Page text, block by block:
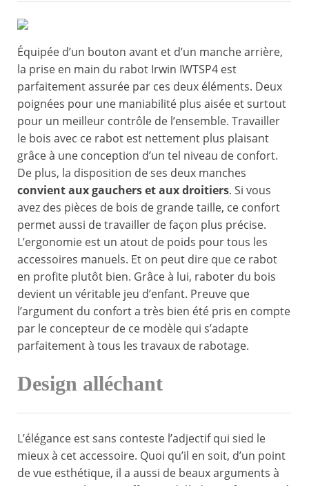
Équipée d’un bouton avant et d’un manche arrière,
la prise en main du rabot Irwin IWTSP4 est
parfaitement assurée par ces deux éléments. Deux
poignées pour une maniabilité plus aisée et surtout
pour un meilleur contrôle de l’ensemble. Travailler
le bois avec ce rabot est nettement plus plaisant
grâce à une conception d’un tel niveau de confort.
De plus, la disposition de ses deux manches
convient aux gauchers et aux droitiers. Si vous
avez des pièces de bois de grande taille, ce confort
permet aussi de travailler de façon plus précise.
L’ergonomie est un atout de poids pour tous les
accessoires manuels. Et on peut dire que ce rabot
en profite plutôt bien. Grâce à lui, raboter du bois
devient un véritable jeu d’enfant. Preuve que
l’argument du confort a très bien été pris en compte
par le concepteur de ce modèle qui s’adapte
parfaitement à tous les travaux de rabotage.
Design alléchant
L’élégance est sans conteste l’adjectif qui sied le
mieux à cet accessoire. Quoi qu’il en soit, d’un point
de vue esthétique, il a aussi de beaux arguments à